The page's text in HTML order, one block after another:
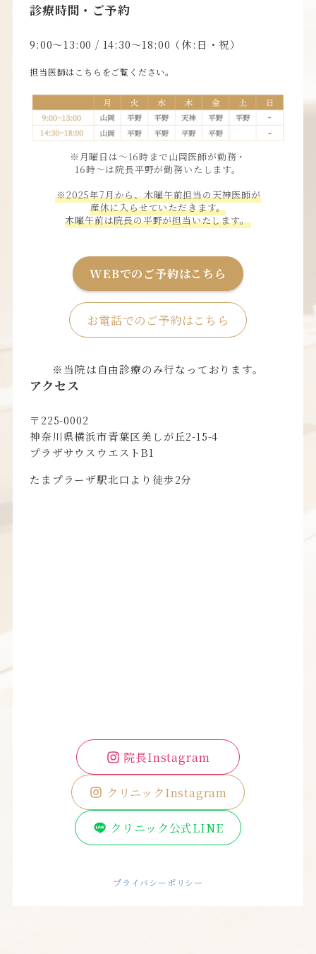
診療時間・ご予約
9:00〜13:00 / 14:30〜18:00（休:日・祝）
担当医師はこちらをご覧ください。
※月曜日は〜16時まで山岡医師が勤務・
16時〜は院長平野が勤務いたします。
※2025年7月から、木曜午前担当の天神医師が
産休に入らせていただきます。
木曜午前は院長の平野が担当いたします。
WEBでのご予約はこちら
お電話でのご予約はこちら
※当院は自由診療のみ行なっております。
アクセス
〒225-0002
神奈川県横浜市青葉区美しが丘2-15-4
プラザサウスウエストB1
たまプラーザ駅北口より徒歩2分
院長Instagram
クリニックInstagram
クリニック公式LINE
プライバシーポリシー